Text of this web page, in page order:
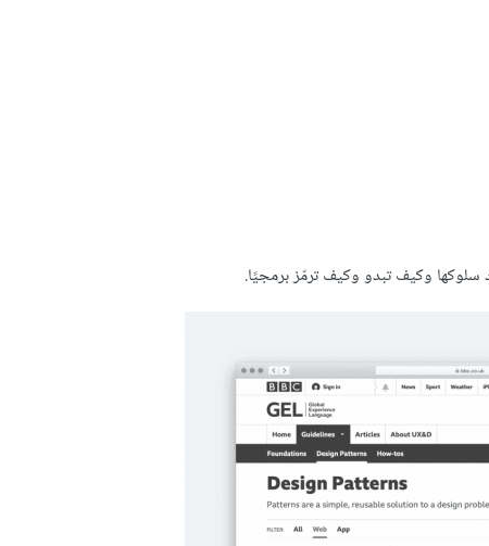
سلوكها وكيف تبدو وكيف ترمّز برمجيًا.